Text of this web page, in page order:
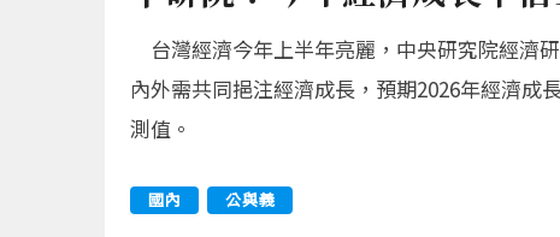
台灣經濟今年上半年亮麗，中央研究院經濟
內外需共同挹注經濟成長，預期2026年經濟成
測值。
國內 公與義